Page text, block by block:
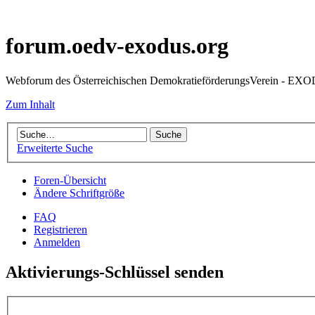
forum.oedv-exodus.org
Webforum des Österreichischen DemokratieförderungsVerein -
Zum Inhalt
Erweiterte Suche
Foren-Übersicht
Ändere Schriftgröße
FAQ
Registrieren
Anmelden
Aktivierungs-Schlüssel senden